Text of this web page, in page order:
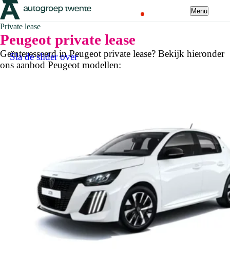
Menu
Private lease
Peugeot private lease
Geïnteresseerd in Peugeot private lease? Bekijk hieronder
ons aanbod Peugeot modellen:
Sla de slider over